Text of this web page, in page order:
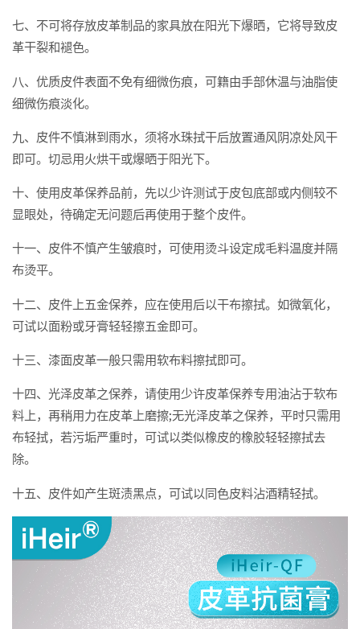
七、不可将存放皮革制品的家具放在阳光下爆晒，它将导致皮
革干裂和褪色。
八、优质皮件表面不免有细微伤痕，可籍由手部休温与油脂使
细微伤痕淡化。
九、皮件不慎淋到雨水，须将水珠拭干后放置通风阴凉处风干
即可。切忌用火烘干或爆晒于阳光下。
十、使用皮革保养品前，先以少许测试于皮包底部或内侧较不
显眼处，待确定无问题后再使用于整个皮件。
十一、皮件不慎产生皱痕时，可使用烫斗设定成毛料温度并隔
布烫平。
十二、皮件上五金保养，应在使用后以干布擦拭。如微氧化，
可试以面粉或牙膏轻轻擦五金即可。
十三、漆面皮革一般只需用软布料擦拭即可。
十四、光泽皮革之保养，请使用少许皮革保养专用油沾于软布
料上，再稍用力在皮革上磨擦;无光泽皮革之保养，平时只需用
布轻拭，若污垢严重时，可试以类似橡皮的橡胶轻轻擦拭去
除。
十五、皮件如产生斑渍黑点，可试以同色皮料沾酒精轻拭。